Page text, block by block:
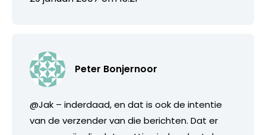
Peter Bonjernoor
@Jak – inderdaad, en dat is ook de intentie
van de verzender van die berichten. Dat er